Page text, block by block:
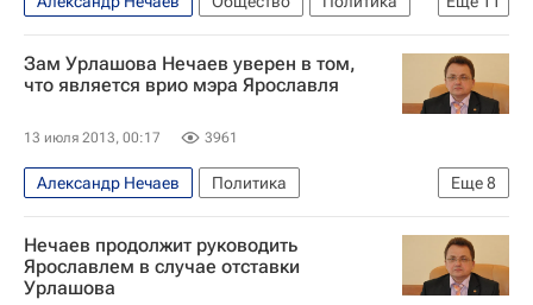
Дело мэра Ярославля Урлашова
Ярославская область
Ярославль
Европа
Евгений Урлашов
Единая Россия
Гражданская платформа (Россия)
Администрация г. Ярославля
Россия
Зам Урлашова Нечаев уверен в том,
что является врио мэра Ярославля
13 июля 2013, 00:17 3961
Еще8
Александр Нечаев
Политика
Дело мэра Ярославля Урлашова
Ярославская область
Ярославль
Центральный ФО
Нечаев продолжит руководить
Ярославлем в случае отставки
Урлашова